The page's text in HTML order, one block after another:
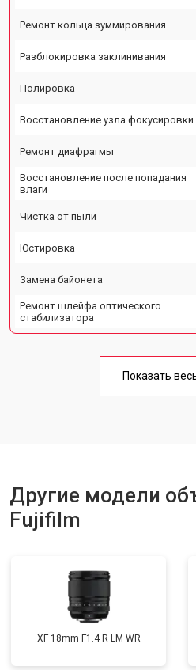
Ремонт кольца зуммирования
Разблокировка заклинивания
Полировка
Восстановление узла фокусировки
Ремонт диафрагмы
Восстановление после попадания
влаги
Чистка от пыли
Юстировка
Замена байонета
Ремонт шлейфа оптического
стабилизатора
Показать
Другие модели
Fujifilm
XF 18mm F1.4 R LM WR